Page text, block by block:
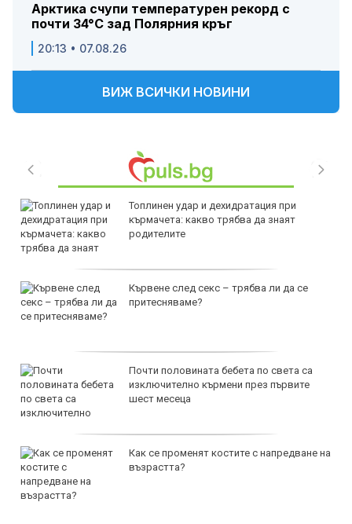
Арктика счупи температурен рекорд с
почти 34°C зад Полярния кръг
20:13 • 07.08.26
ВИЖ ВСИЧКИ НОВИНИ
Топлинен удар и дехидратация при
кърмачета: какво трябва да знаят
родителите
Кървене след секс – трябва ли да се
притесняваме?
Почти половината бебета по света са
изключително кърмени през първите
шест месеца
Как се променят костите с напредване на
възрастта?